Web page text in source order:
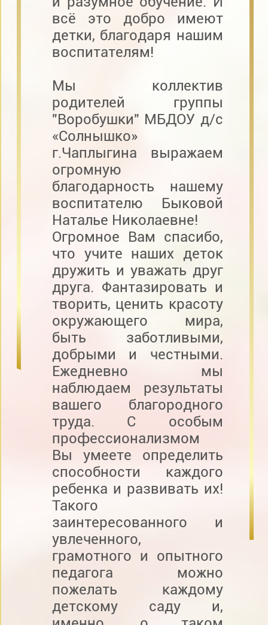
всё это добро имеют
детки, благодаря нашим
воспитателям!
Мы коллектив
родителей группы
"Воробушки" МБДОУ д/с
«Солнышко»
г.Чаплыгина выражаем
огромную
благодарность нашему
воспитателю Быковой
Наталье Николаевне!
Огромное Вам спасибо,
что учите наших деток
дружить и уважать друг
друга. Фантазировать и
творить, ценить красоту
окружающего мира,
быть заботливыми,
добрыми и честными.
Ежедневно мы
наблюдаем результаты
вашего благородного
труда. С особым
профессионализмом
Вы умеете определить
способности каждого
ребенка и развивать их!
Такого
заинтересованного и
увлеченного,
грамотного и опытного
педагога можно
пожелать каждому
детскому саду и,